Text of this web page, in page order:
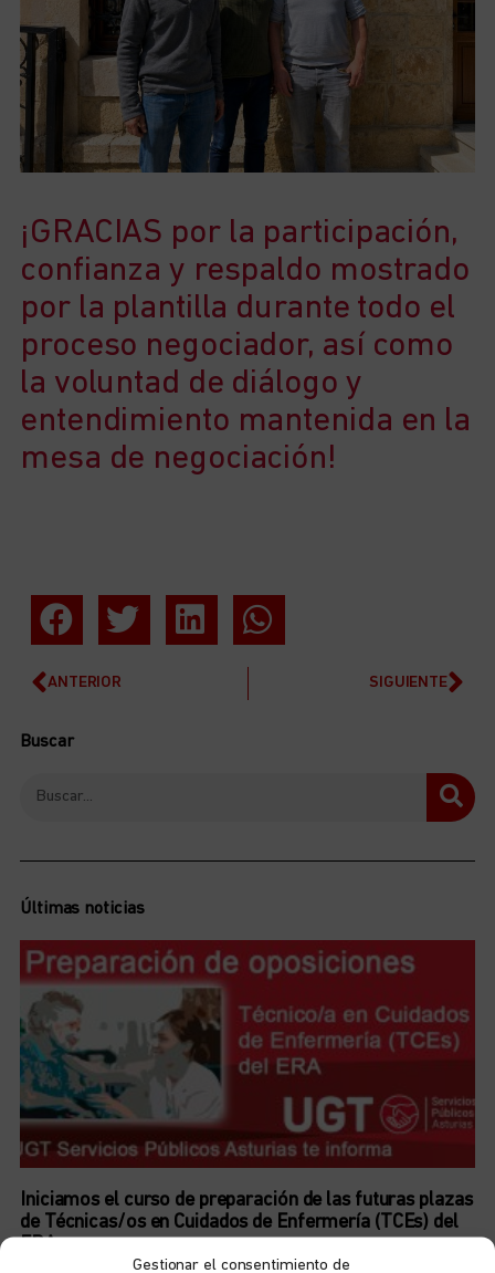
Gestionar el consentimiento de
¡GRACIAS por la participación,
confianza y respaldo mostrado
por la plantilla durante todo el
proceso negociador, así como
la voluntad de diálogo y
entendimiento mantenida en la
mesa de negociación!
ANTERIOR SIGUIENTE
Buscar
Últimas noticias
Iniciamos el curso de preparación de las futuras plazas
de Técnicas/os en Cuidados de Enfermería (TCEs) del
ERA
6 de agosto de 2026 No hay comentarios